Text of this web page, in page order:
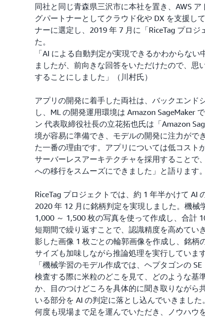
同社と同じ青森県三沢市に本社を置き、AWS
グパートナーとしてクラウド化や DX を支援し
ナーに選定し、2019 年 7 月に「RiceTag プロジ
た。
「AI による自動判定が実現できるかわからな
ましたが、前向きな回答をいただけたので、思
することにしました」（川村氏）
アプリの開発に着手した両社は、バックエンド
し、ML の開発運用環境は Amazon SageMaker
ン 代表取締役社長の立花拓也氏は「Amazon
境が容易に準備でき、モデルの開発に注力がで
た一番の理由です。アプリについては低コスト
サーバーレスアーキテクチャを採用することで
への移行をスムーズにできました」と語ります。
RiceTag プロジェクトでは、約 1 年半かけて AI
2020 年 12 月に銘柄判定を実現しました。機械
1,000 ～ 1,500 枚の写真を使って作成し、合計
短期間で繰り返すことで、認識精度を高めてい
影した画像 1 枚ごとの輪郭画像を作成し、銘柄
サイズも加味しながら推論処理を実行しています
「機械学習のモデル作成では、ヘプタゴンの
検査する際に米粒のどこを見て、どのような基
か、目のつけどころを具体的に聞き取りながら
いる部分を AI の判定に落とし込んでいきました
何度も現場まで足を運んでいただき、ノウハウ